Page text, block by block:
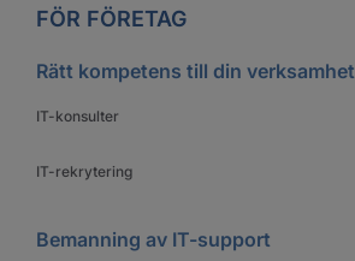
FÖR FÖRETAG
Rätt kompetens till din verksamhet
IT-konsulter
IT-rekrytering
Bemanning av IT-support